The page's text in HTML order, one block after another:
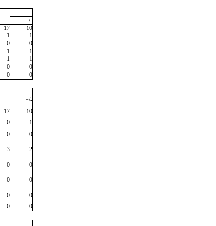
+/-
17
10
1
-1
0
0
1
1
1
1
0
0
0
0
+/-
17
10
0
-1
0
0
3
2
0
0
0
0
0
0
0
0